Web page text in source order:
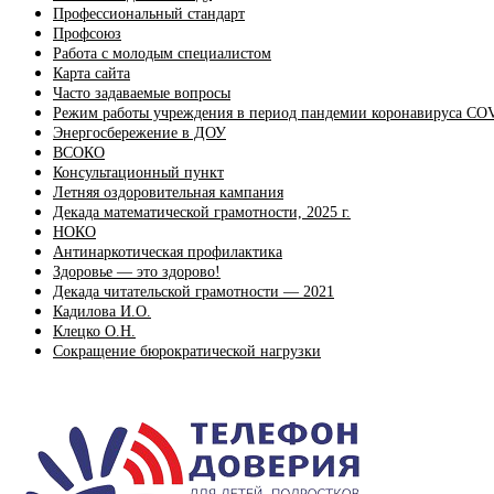
Профессиональный стандарт
Профсоюз
Работа с молодым специалистом
Карта сайта
Часто задаваемые вопросы
Режим работы учреждения в период пандемии коронавируса
Энергосбережение в ДОУ
ВСОКО
Консультационный пункт
Летняя оздоровительная кампания
Декада математической грамотности, 2025 г.
НОКО
Антинаркотическая профилактика
Здоровье — это здорово!
Декада читательской грамотности — 2021
Кадилова И.О.
Клецко О.Н.
Сокращение бюрократической нагрузки